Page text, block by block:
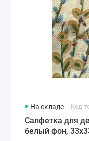
На складе Код
Салфетка для
белый фон,